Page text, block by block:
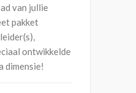
van jullie
pakket
ontwikkelde
dimensie!